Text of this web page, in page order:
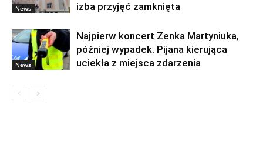
News
izba przyjęć zamknięta
News
Najpierw koncert Zenka Martyniuka,
później wypadek. Pijana kierująca
uciekła z miejsca zdarzenia